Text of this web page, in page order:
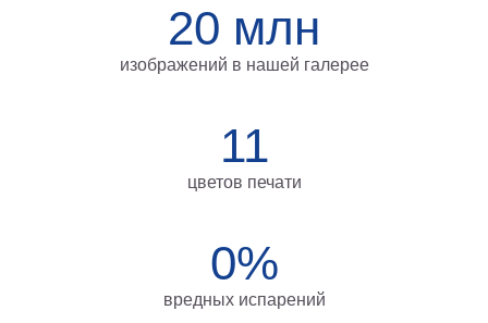
20 млн
изображений в нашей галерее
11
цветов печати
0%
вредных испарений